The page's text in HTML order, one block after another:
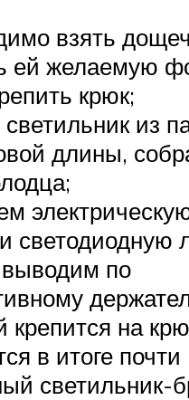
взять
ей желаемую
крюк;
из
длины,
светодиодную
по
крепится на
в итоге почти
светильник-